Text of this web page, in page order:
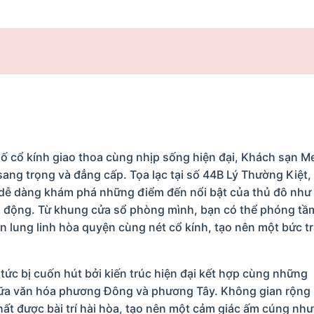
cổ kính giao thoa cùng nhịp sống hiện đại, Khách sạn
trọng và đẳng cấp. Tọa lạc tại số 44B Lý Thường
dàng khám phá những điểm đến nổi bật của thủ đô như
Từ khung cửa sổ phòng mình, bạn có thể phóng
lung linh hòa quyện cùng nét cổ kính, tạo nên một bức
bị cuốn hút bởi kiến trúc hiện đại kết hợp cùng những
văn hóa phương Đông và phương Tây. Không gian rộng
được bài trí hài hòa, tạo nên một cảm giác ấm cúng